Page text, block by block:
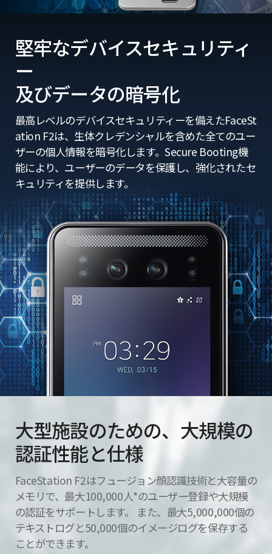
堅牢なデバイスセキュリティ
ー
及びデータの暗号化
最高レベルのデバイスセキュリティーを備えたFaceSt
ation F2は、生体クレデンシャルを含めた全てのユー
ザーの個人情報を暗号化します。Secure Booting機
能により、ユーザーのデータを保護し、強化されたセ
キュリティを提供します。
大型施設のための、大規模の
認証性能と仕様
FaceStation F2はフュージョン顔認識技術と大容量の
メモリで、最大100,000人*のユーザー登録や大規模
の認証をサポートします。 また、最大5,000,000個の
テキストログと50,000個のイメージログを保存する
ことができます。